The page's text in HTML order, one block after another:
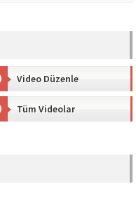
Video Düzenle
Tüm Videolar